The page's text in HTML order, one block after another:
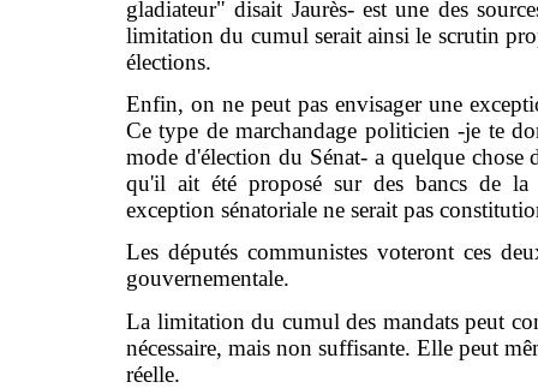
gladiateur" disait Jaurès- est une des
limitation du cumul serait ainsi le scrutin
élections.
Enfin, on ne peut pas envisager une
Ce type de marchandage politicien -je te
mode d'élection du Sénat- a quelque chose
qu'il ait été proposé sur des bancs de la
exception sénatoriale ne serait pas
Les députés communistes voteront ces
gouvernementale.
La limitation du cumul des mandats peut
nécessaire, mais non suffisante. Elle peut
réelle.